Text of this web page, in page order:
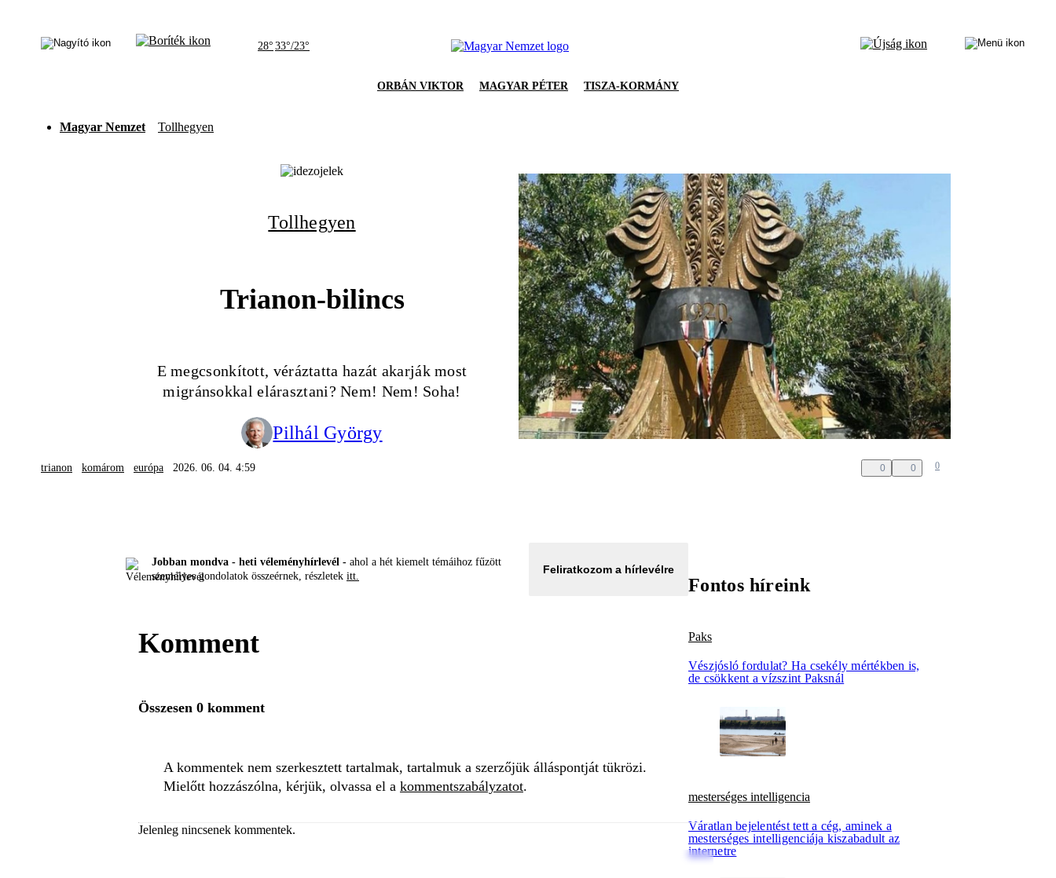
28° 33°/23°
ORBÁN VIKTOR MAGYAR PÉTER TISZA-KORMÁNY
Magyar Nemzet Tollhegyen
Tollhegyen
Trianon-bilincs
E megcsonkított, véráztatta hazát akarják most
migránsokkal elárasztani? Nem! Nem! Soha!
Pilhál György
trianon komárom európa 2026. 06. 04. 4:59 0 0 0
Jobban mondva - heti véleményhírlevél - ahol a hét kiemelt témáihoz fűzött
személyes gondolatok összeérnek, részletek itt.
Feliratkozom a hírlevélre
Komment
Összesen 0 komment
A kommentek nem szerkesztett tartalmak, tartalmuk a szerzőjük álláspontját tükrözi.
Mielőtt hozzászólna, kérjük, olvassa el a kommentszabályzatot.
Jelenleg nincsenek kommentek.
Fontos híreink
Paks
Vészjósló fordulat? Ha csekély mértékben is,
de csökkent a vízszint Paksnál
mesterséges intelligencia
Váratlan bejelentést tett a cég, aminek a
mesterséges intelligenciája kiszabadult az
internetre